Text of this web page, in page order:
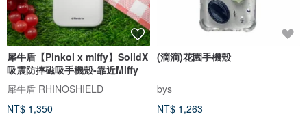
犀牛盾【Pinkoi x miffy】SolidX
吸震防摔磁吸手機殼-靠近Miffy
犀牛盾 RHINOSHIELD
NT$ 1,350
(滴滴)花園手機殼
bys
NT$ 1,263